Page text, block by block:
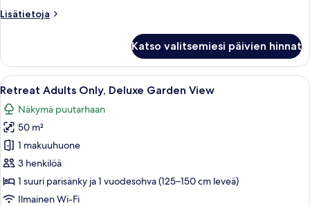
Lisätietoja
Lisätietoja
Suite
Ocean
View
Katso valitsemiesi päivien hinnat
Avaa
kaikki
huonetyypin
Retreat
Adults
Only,
Deluxe
Garden
Terassialue, jossa on valkoinen
7
Retreat Adults Only, Deluxe Garden View
Näkymä puutarhaan
50 m²
1 makuuhuone
3 henkilöä
1 suuri parisänky ja 1 vuodesohva (125–150 cm leveä)
Ilmainen Wi-Fi